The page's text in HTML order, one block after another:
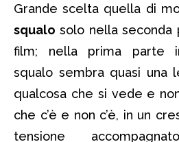
Grande scelta quella di
squalo solo nella seconda
film; nella prima parte
squalo sembra quasi una
qualcosa che si vede e
che c’è e non c’è, in un
tensione